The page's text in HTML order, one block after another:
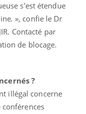
s’est étendue
. », confie le Dr
Contacté par
de blocage.
?
illégal concerne